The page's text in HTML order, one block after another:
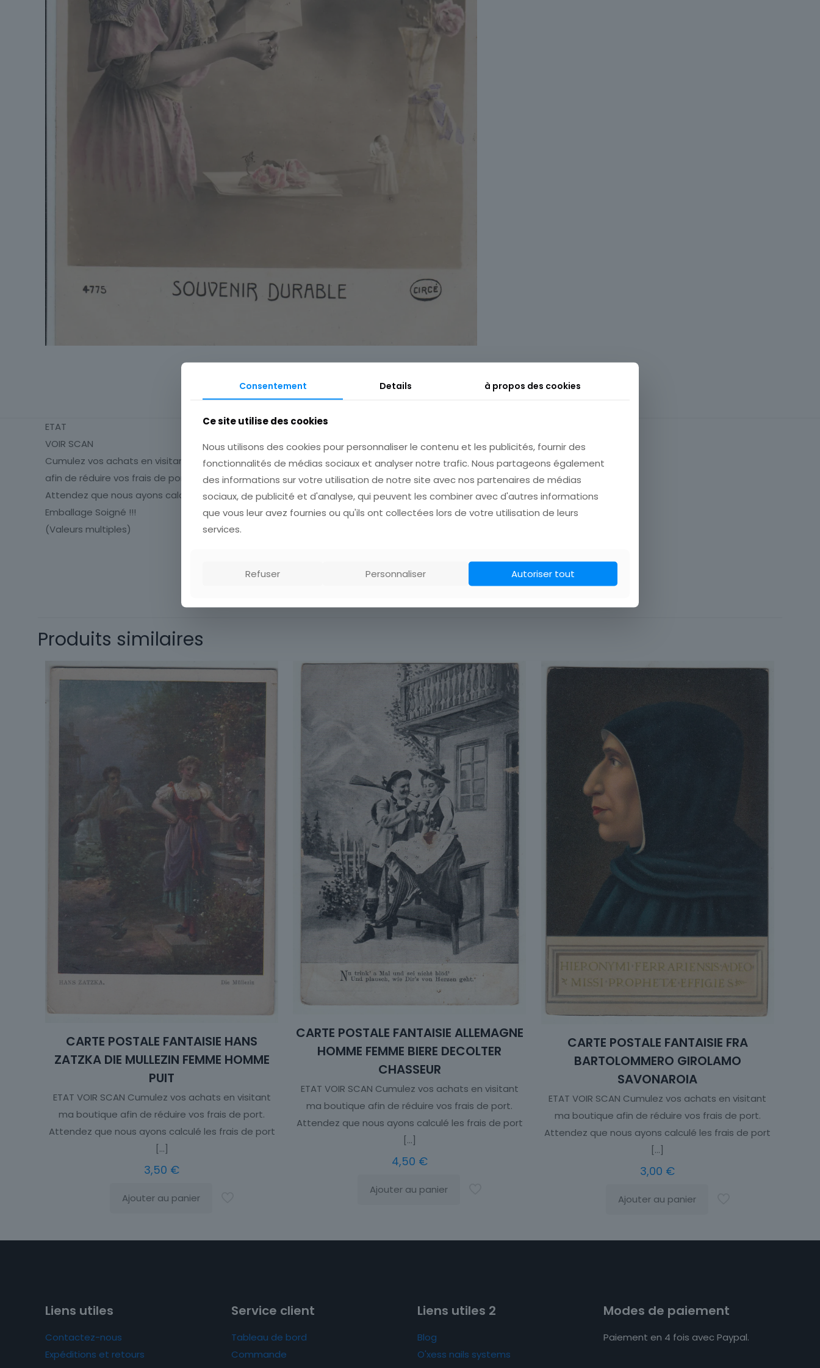
Description Informations complémentaires
ETAT
VOIR SCAN
Cumulez vos achats en visitant ma boutique
afin de réduire vos frais de port.
Attendez que nous ayons calculé les frais de port pour plusieurs achats avant de payer!
Emballage Soigné !!!
(Valeurs multiples)
Fantaisie
Produits similaires
CARTE POSTALE FANTAISIE HANS
ZATZKA DIE MULLEZIN FEMME HOMME
PUIT
ETAT VOIR SCAN Cumulez vos achats en visitant
ma boutique afin de réduire vos frais de port.
Attendez que nous ayons calculé les frais de port
[…]
3,50 €
Ajouter au panier
CARTE POSTALE FANTAISIE ALLEMAGNE
HOMME FEMME BIERE DECOLTER
CHASSEUR
ETAT VOIR SCAN Cumulez vos achats en visitant
ma boutique afin de réduire vos frais de port.
Attendez que nous ayons calculé les frais de port
[…]
4,50 €
Ajouter au panier
CARTE POSTALE FANTAISIE FRA
BARTOLOMMERO GIROLAMO
SAVONAROIA
ETAT VOIR SCAN Cumulez vos achats en visitant
ma boutique afin de réduire vos frais de port.
Attendez que nous ayons calculé les frais de port
[…]
3,00 €
Ajouter au panier
Liens utiles
Contactez-nous
Expéditions et retours
Service client
Tableau de bord
Commande
Liens utiles 2
Blog
O'xess nails systems
Modes de paiement
Paiement en 4 fois avec Paypal.
Consentement Details à propos des cookies
Ce site utilise des cookies
Nous utilisons des cookies pour personnaliser le contenu et les publicités, fournir des
fonctionnalités de médias sociaux et analyser notre trafic. Nous partageons également
des informations sur votre utilisation de notre site avec nos partenaires de médias
sociaux, de publicité et d'analyse, qui peuvent les combiner avec d'autres informations
que vous leur avez fournies ou qu'ils ont collectées lors de votre utilisation de leurs
services.
Refuser Personnaliser Autoriser tout